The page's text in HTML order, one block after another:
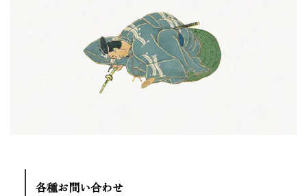
各種お問い合わせ